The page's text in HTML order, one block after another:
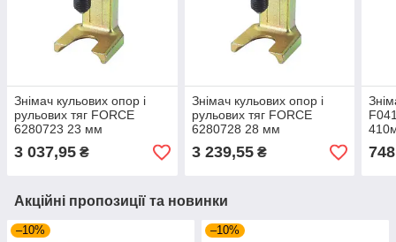
Знімач кульових опор і
рульових тяг FORCE
6280723 23 мм
3 037,95 ₴
Знімач кульових опор і
рульових тяг FORCE
6280728 28 мм
3 239,55₴
Акційні пропозиції та новинки
–10% –10%